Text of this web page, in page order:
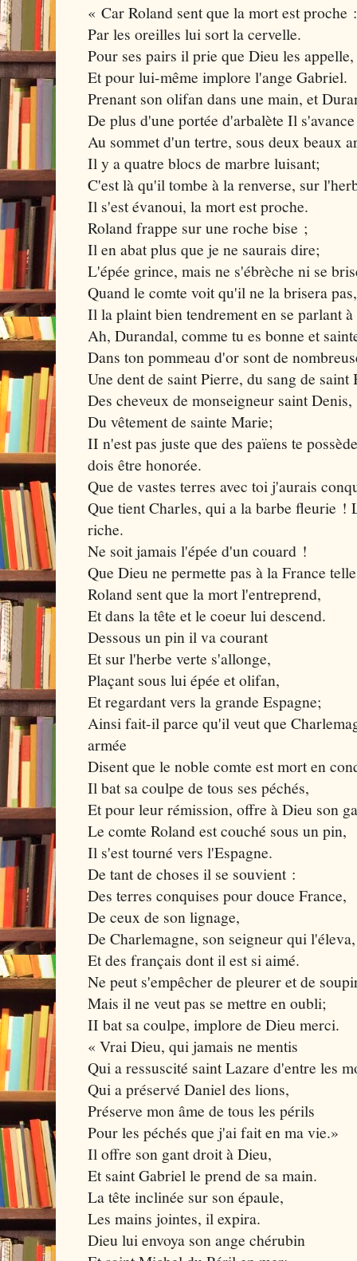
« Car Roland sent que la mort est proche :
Par les oreilles lui sort la cervelle.
Pour ses pairs il prie que Dieu les appelle,
Et pour lui-même implore l'ange Gabriel.
Prenant son olifan dans une main, et
De plus d'une portée d'arbalète Il
Au sommet d'un tertre, sous deux beaux
Il y a quatre blocs de marbre luisant;
C'est là qu'il tombe à la renverse, sur
Il s'est évanoui, la mort est proche.
Roland frappe sur une roche bise ;
Il en abat plus que je ne saurais dire;
L'épée grince, mais ne s'ébrèche ni se
Quand le comte voit qu'il ne la brisera pas,
Il la plaint bien tendrement en se parlant
Ah, Durandal, comme tu es bonne et
Dans ton pommeau d'or sont de
Une dent de saint Pierre, du sang de saint
Des cheveux de monseigneur saint Denis,
Du vêtement de sainte Marie;
II n'est pas juste que des païens te
dois être honorée.
Que de vastes terres avec toi j'aurais
Que tient Charles, qui a la barbe fleurie !
riche.
Ne soit jamais l'épée d'un couard !
Que Dieu ne permette pas à la France
Roland sent que la mort l'entreprend,
Et dans la tête et le coeur lui descend.
Dessous un pin il va courant
Et sur l'herbe verte s'allonge,
Plaçant sous lui épée et olifan,
Et regardant vers la grande Espagne;
Ainsi fait-il parce qu'il veut que
armée
Disent que le noble comte est mort en
Il bat sa coulpe de tous ses péchés,
Et pour leur rémission, offre à Dieu son
Le comte Roland est couché sous un pin,
Il s'est tourné vers l'Espagne.
De tant de choses il se souvient :
Des terres conquises pour douce France,
De ceux de son lignage,
De Charlemagne, son seigneur qui l'éleva,
Et des français dont il est si aimé.
Ne peut s'empêcher de pleurer et de
Mais il ne veut pas se mettre en oubli;
II bat sa coulpe, implore de Dieu merci.
« Vrai Dieu, qui jamais ne mentis
Qui a ressuscité saint Lazare d'entre les
Qui a préservé Daniel des lions,
Préserve mon âme de tous les périls
Pour les péchés que j'ai fait en ma vie.»
Il offre son gant droit à Dieu,
Et saint Gabriel le prend de sa main.
La tête inclinée sur son épaule,
Les mains jointes, il expira.
Dieu lui envoya son ange chérubin